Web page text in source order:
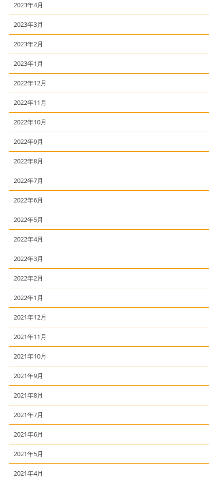
2023年4月
2023年3月
2023年2月
2023年1月
2022年12月
2022年11月
2022年10月
2022年9月
2022年8月
2022年7月
2022年6月
2022年5月
2022年4月
2022年3月
2022年2月
2022年1月
2021年12月
2021年11月
2021年10月
2021年9月
2021年8月
2021年7月
2021年6月
2021年5月
2021年4月